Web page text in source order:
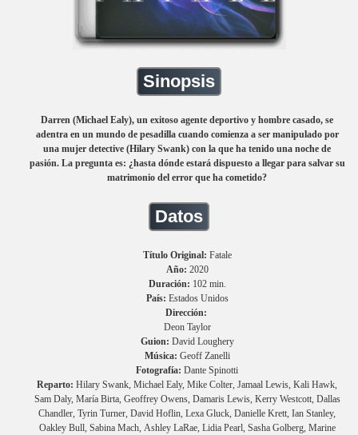
Sinopsis
Darren (Michael Ealy), un exitoso agente deportivo y hombre casado, se
adentra en un mundo de pesadilla cuando comienza a ser manipulado por
una mujer detective (Hilary Swank) con la que ha tenido una noche de
pasión. La pregunta es: ¿hasta dónde estará dispuesto a llegar para salvar su
matrimonio del error que ha cometido?
Datos
Título Original: Fatale
Año: 2020
Duración: 102 min.
País: Estados Unidos
Dirección:
Deon Taylor
Guion: David Loughery
Música: Geoff Zanelli
Fotografía: Dante Spinotti
Reparto: Hilary Swank, Michael Ealy, Mike Colter, Jamaal Lewis, Kali Hawk,
Sam Daly, María Birta, Geoffrey Owens, Damaris Lewis, Kerry Westcott, Dallas
Chandler, Tyrin Turner, David Hoflin, Lexa Gluck, Danielle Krett, Ian Stanley,
Oakley Bull, Sabina Mach, Ashley LaRae, Lidia Pearl, Sasha Golberg, Marine